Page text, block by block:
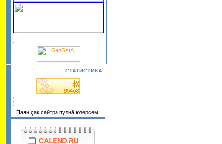
СТАТИСТИКА
Паян çак сайтра пулнă юзерсем: